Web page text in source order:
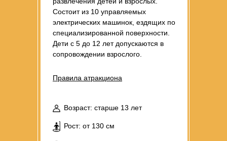
Правила атракциона
Состоит из 10 управляемых
электрических машинок, ездящих по
специализированной поверхности.
Дети с 5 до 12 лет допускаются в
сопровождении взрослого.
Возраст: старше 13 лет
Рост: от 130 см